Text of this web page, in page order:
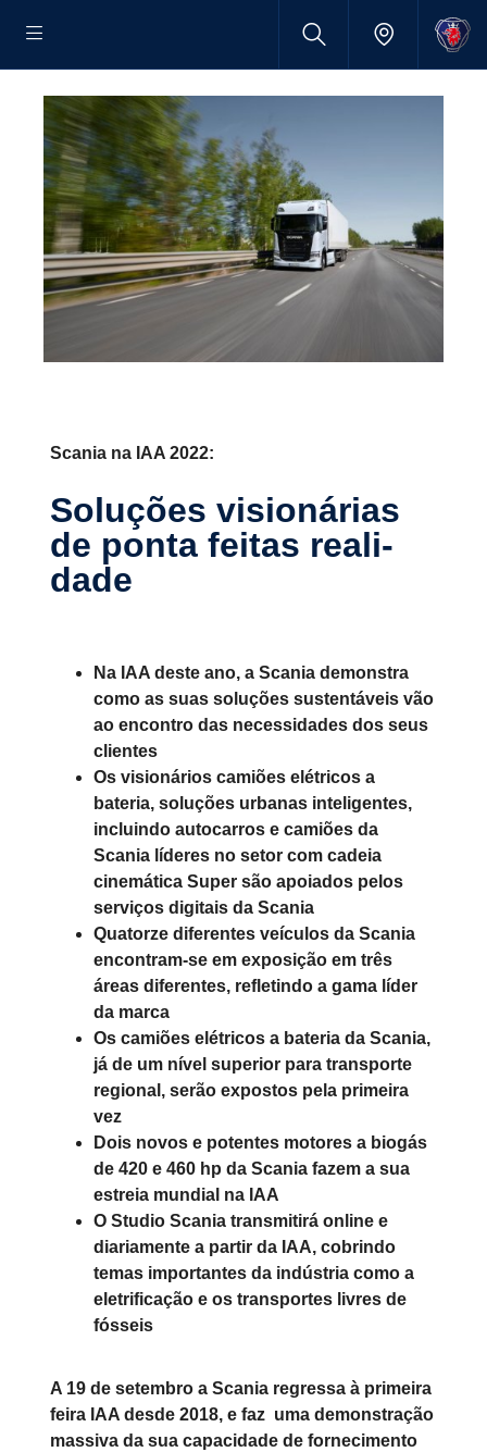
Scania na IAA 2022:
Soluções visio­ná­rias
de ponta feitas reali­
dade
Na IAA deste ano, a Scania demonstra
como as suas soluções sustentáveis vão
ao encontro das necessidades dos seus
clientes
Os visionários camiões elétricos a
bateria, soluções urbanas inteligentes,
incluindo autocarros e camiões da
Scania líderes no setor com cadeia
cinemática Super são apoiados pelos
serviços digitais da Scania
Quatorze diferentes veículos da Scania
encontram-se em exposição em três
áreas diferentes, refletindo a gama líder
da marca
Os camiões elétricos a bateria da Scania,
já de um nível superior para transporte
regional, serão expostos pela primeira
vez
Dois novos e potentes motores a biogás
de 420 e 460 hp da Scania fazem a sua
estreia mundial na IAA
O Studio Scania transmitirá online e
diariamente a partir da IAA, cobrindo
temas importantes da indústria como a
eletrificação e os transportes livres de
fósseis
A 19 de setembro a Scania regressa à primeira
feira IAA desde 2018, e faz uma demonstração
massiva da sua capacidade de fornecimento